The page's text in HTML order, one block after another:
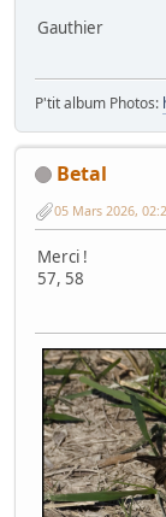
Gauthier
P'tit album Photos:
Betal
05 Mars 2026,
Merci !
57, 58